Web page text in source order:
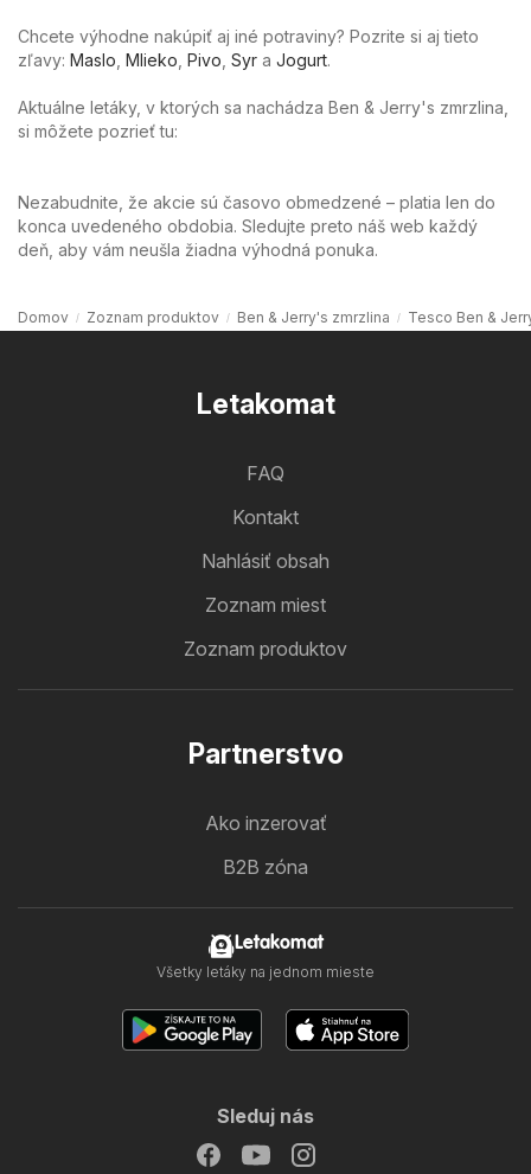
Chcete výhodne nakúpiť aj iné potraviny? Pozrite si aj tieto
zľavy: Maslo Mlieko Pivo Syr a Jogurt.
Aktuálne letáky, v ktorých sa nachádza Ben & Jerry's zmrzlina,
si môžete pozrieť tu:
Nezabudnite, že akcie sú časovo obmedzené – platia len do
konca uvedeného obdobia. Sledujte preto náš web každý
deň, aby vám neušla žiadna výhodná ponuka.
Domov Zoznam produktov Ben & Jerry's zmrzlina Tesco Ben &
Letakomat
FAQ
Kontakt
Nahlásiť obsah
Zoznam miest
Zoznam produktov
Partnerstvo
Ako inzerovať
B2B zóna
Letakomat
Všetky letáky na jednom mieste
Sleduj nás